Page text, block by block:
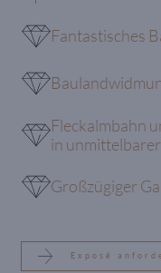
Fantastisches
Fleckalmbahn
in
Großzügiger
Exposé